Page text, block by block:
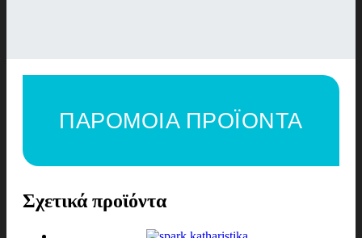
ΠΑΡΟΜΟΙΑ ΠΡΟΪΟΝΤΑ
Σχετικά προϊόντα